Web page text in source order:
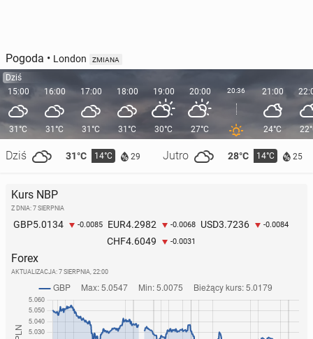
Pogoda • London ZMIANA
Dziś
15:00
31°C
Dziś 31°C 14°C 29 Jutro 28°C 14°C 25
16:00
31°C
17:00
31°C
18:00
31°C
19:00
30°C
20:00
27°C
20:36 21:00
24°C
Kurs NBP
Z DNIA: 7 SIERPNIA
GBP5.0134 -0.0085 EUR4.2982 -0.0068 USD3.7236 -0.0084
CHF4.6049 -0.0031
Forex
AKTUALIZACJA: 7 SIERPNIA, 22:00